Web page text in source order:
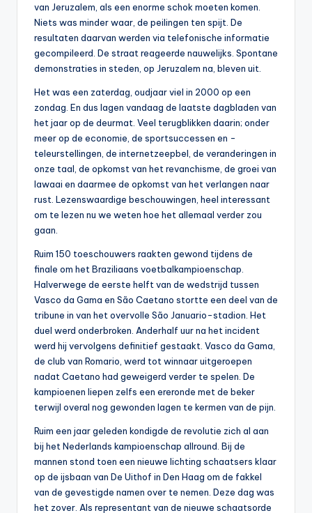
van Jeruzalem, als een enorme schok moeten komen.
Niets was minder waar, de peilingen ten spijt. De
resultaten daarvan werden via telefonische informatie
gecompileerd. De straat reageerde nauwelijks. Spontane
demonstraties in steden, op Jeruzalem na, bleven uit.
Het was een zaterdag, oudjaar viel in 2000 op een
zondag. En dus lagen vandaag de laatste dagbladen van
het jaar op de deurmat. Veel terugblikken daarin; onder
meer op de economie, de sportsuccessen en -
teleurstellingen, de internetzeepbel, de veranderingen in
onze taal, de opkomst van het revanchisme, de groei van
lawaai en daarmee de opkomst van het verlangen naar
rust. Lezenswaardige beschouwingen, heel interessant
om te lezen nu we weten hoe het allemaal verder zou
gaan.
Ruim 150 toeschouwers raakten gewond tijdens de
finale om het Braziliaans voetbalkampioenschap.
Halverwege de eerste helft van de wedstrijd tussen
Vasco da Gama en São Caetano stortte een deel van de
tribune in van het overvolle São Januario-stadion. Het
duel werd onderbroken. Anderhalf uur na het incident
werd hij vervolgens definitief gestaakt. Vasco da Gama,
de club van Romario, werd tot winnaar uitgeroepen
nadat Caetano had geweigerd verder te spelen. De
kampioenen liepen zelfs een ereronde met de beker
terwijl overal nog gewonden lagen te kermen van de pijn.
Ruim een jaar geleden kondigde de revolutie zich al aan
bij het Nederlands kampioenschap allround. Bij de
mannen stond toen een nieuwe lichting schaatsers klaar
op de ijsbaan van De Uithof in Den Haag om de fakkel
van de gevestigde namen over te nemen. Deze dag was
het zover. Als representant van de nieuwe schaatsorde